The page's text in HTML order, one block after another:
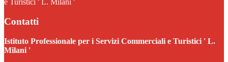
e Turistici ' L. Milani '
Contatti
Istituto Professionale per i Servizi Commerciali e Turistici ' L.
Milani '